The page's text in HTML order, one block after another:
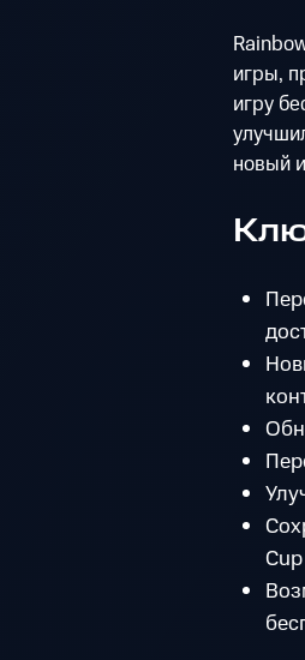
игры,
игру
новый
Cup